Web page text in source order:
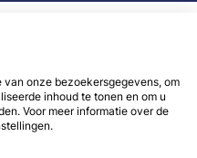
Sybshop.nl
onze bezoekersgegevens, om
inhoud te tonen en om u
Voor meer informatie over de